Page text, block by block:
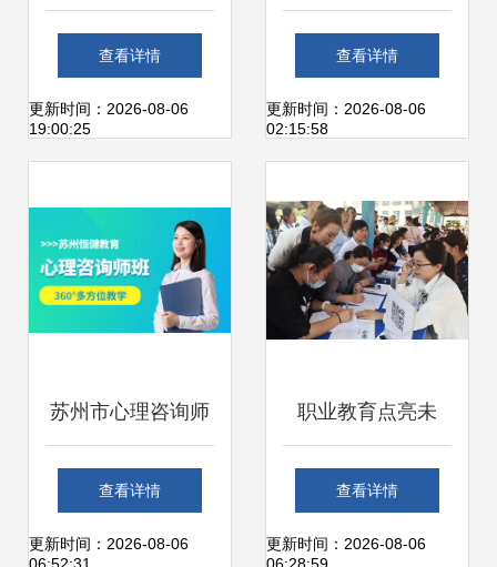
执行观察 服务下沉
见成效，赋能家庭
查看详情
更新时间：2026-08-06
19:00:25
咨询顾问实习初体
验
查看详情
更新时间：2026-08-06
02:15:58
苏州市心理咨询师
培训与专业办公服
务指南
查看详情
更新时间：2026-08-06
职业教育点亮未
来，咨询服务惠及
民生——2021年杭
查看详情
更新时间：2026-08-06